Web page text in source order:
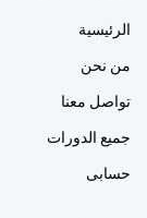
الرئيسية
من نحن
تواصل معنا
جميع الدورات
حسابى